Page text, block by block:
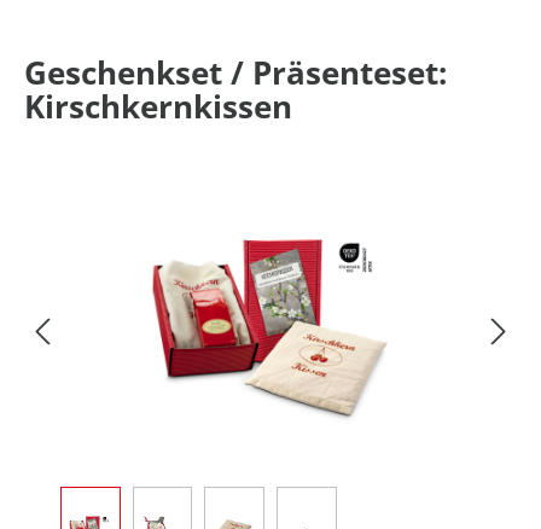
Geschenkset / Präsenteset:
Kirschkernkissen